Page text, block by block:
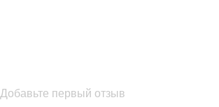
Добавьте первый отзыв